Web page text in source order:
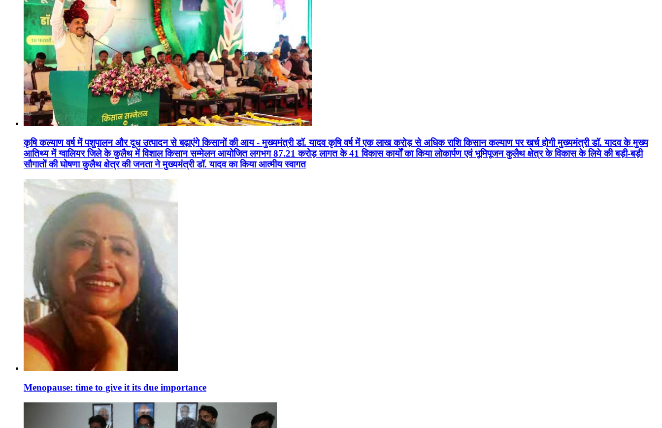
कृषि कल्याण वर्ष में पशुपालन और दूध उत्पादन से बढ़ाएंगे किसानों की आय - मुख्यमंत्री डॉ. यादव कृषि वर्ष में एक लाख करोड़ से अधिक राशि किसान कल्याण पर खर्च होगी मुख्यमंत्री डॉ. यादव के मुख्य
आतिथ्य में ग्वालियर जिले के कुलैथ में विशाल किसान सम्मेलन आयोजित लगभग 87.21 करोड़ लागत के 41 विकास कार्यों का किया लोकार्पण एवं भूमिपूजन कुलैथ क्षेत्र के विकास के लिये की बड़ी-बड़ी
सौगातों की घोषणा कुलैथ क्षेत्र की जनता ने मुख्यमंत्री डॉ. यादव का किया आत्मीय स्वागत
Menopause: time to give it its due importance